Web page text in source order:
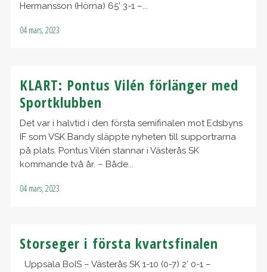
Hermansson (Hörna) 65’ 3-1 –...
04 mars, 2023
KLART: Pontus Vilén förlänger med
Sportklubben
Det var i halvtid i den första semifinalen mot Edsbyns
IF som VSK Bandy släppte nyheten till supportrarna
på plats. Pontus Vilén stannar i Västerås SK
kommande två år. – Både...
04 mars, 2023
Storseger i första kvartsfinalen
Uppsala BoIS – Västerås SK 1-10 (0-7) 2’ 0-1 –